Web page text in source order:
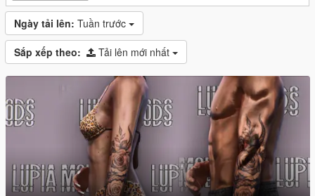
Ngày tải lên: Tuần trước
Sắp xếp theo: Tải lên mới nhất